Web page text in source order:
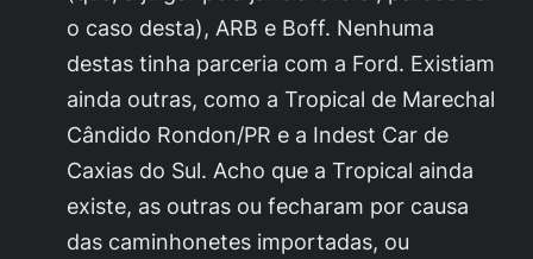
o caso desta), ARB e Boff. Nenhuma
destas tinha parceria com a Ford. Existiam
ainda outras, como a Tropical de Marechal
Cândido Rondon/PR e a Indest Car de
Caxias do Sul. Acho que a Tropical ainda
existe, as outras ou fecharam por causa
das caminhonetes importadas, ou